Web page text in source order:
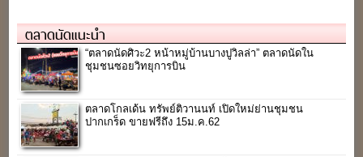
ตลาดนัดแนะนำ
“ตลาดนัดศิวะ2 หน้าหมู่บ้านบางปูวิลล่า” ตลาดนัดใน
ชุมชนซอยวิทยุการบิน
ตลาดโกลเด้น ทรัพย์ติวานนท์ เปิดใหม่ย่านชุมชน
ปากเกร็ด ขายฟรีถึง 15ม.ค.62